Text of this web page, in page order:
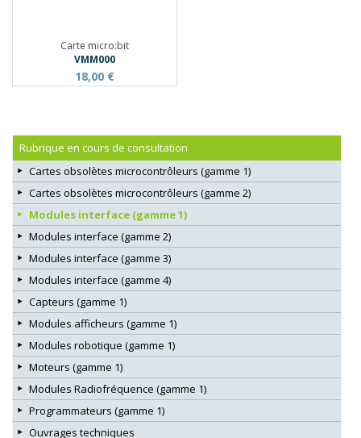
Carte micro:bit
VMM000
18,00 €
Rubrique en cours de consultation
Cartes obsolètes microcontrôleurs (gamme 1)
Cartes obsolètes microcontrôleurs (gamme 2)
Modules interface (gamme 1)
Modules interface (gamme 2)
Modules interface (gamme 3)
Modules interface (gamme 4)
Capteurs (gamme 1)
Modules afficheurs (gamme 1)
Modules robotique (gamme 1)
Moteurs (gamme 1)
Modules Radiofréquence (gamme 1)
Programmateurs (gamme 1)
Ouvrages techniques